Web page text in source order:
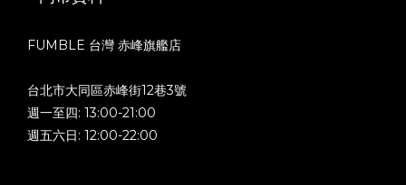
FUMBLE 台灣 赤峰旗艦店
台北市大同區赤峰街12巷3號
週一至四: 13:00-21:00
週五六日: 12:00-22:00